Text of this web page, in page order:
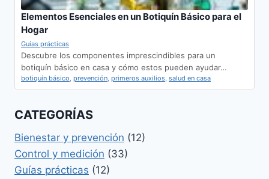
Elementos Esenciales en un Botiquín Básico para el
Hogar
Guías prácticas
Descubre los componentes imprescindibles para un
botiquín básico en casa y cómo estos pueden ayudar…
botiquín básico, prevención, primeros auxilios, salud en casa
CATEGORÍAS
Bienestar y prevención (12)
Control y medición (33)
Guías prácticas (12)